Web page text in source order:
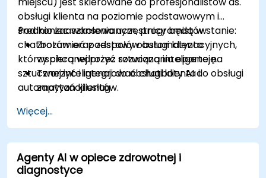
obsługi klienta na poziomie podstawowym i
średnio zaawansowanym, programistów
chatbotów oraz zespołów automatyzacyjnych,
którzy chcą wdrożyć rozwiązania oparte na
sztucznej inteligencji do obsługi klienta i
automatyzacji usług.
Pod koniec szkolenia uczestnicy będą w stanie:
Zrozumieć podstawy obsługi klienta
wspieranej przez sztuczną inteligencję.
Tworzyć i integrować chatboty AI do obsługi
zapytań klientów.
aby poprawić interakcje z chatbotami.
Wdrażać agenty AI w rzeczywistych
aplikacjach obsługi klienta.
Więcej...
Agenty AI w opiece zdrowotnej i
diagnostyce